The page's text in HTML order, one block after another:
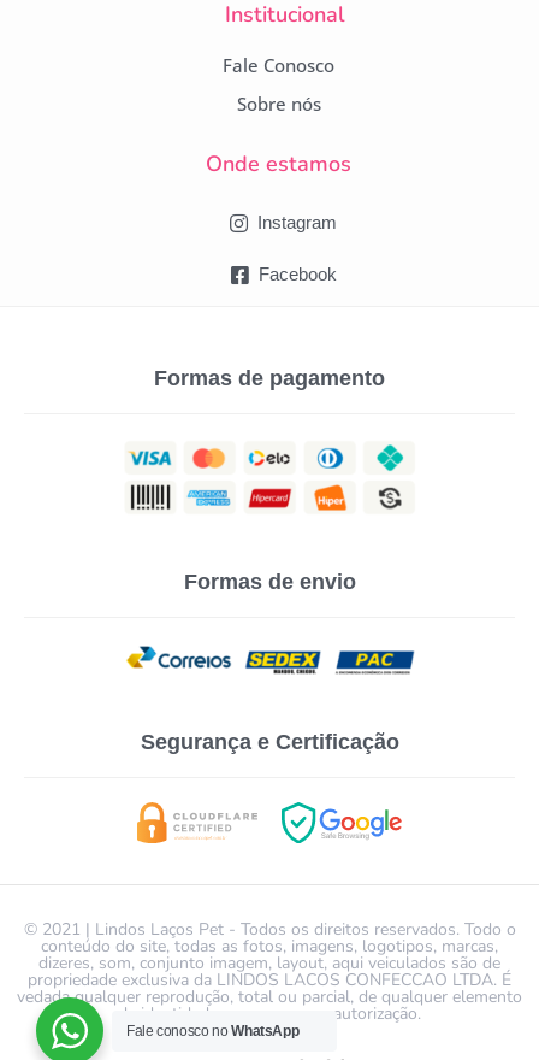
Institucional
Fale Conosco
Sobre nós
Onde estamos
Instagram
Facebook
Formas de pagamento
Formas de envio
Segurança e Certificação
© 2021 | Lindos Laços Pet - Todos os direitos reservados. Todo o
conteúdo do site, todas as fotos, imagens, logotipos, marcas,
dizeres, som, conjunto imagem, layout, aqui veiculados são de
propriedade exclusiva da LINDOS LACOS CONFECCAO LTDA. É
vedada qualquer reprodução, total ou parcial, de qualquer elemento
de identidade, sem expressa autorização.
Fale conosco noWhatsApp